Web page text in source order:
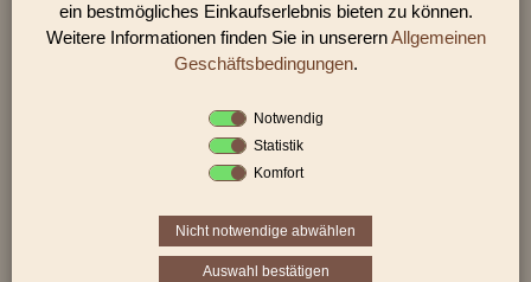
In unserem Perlen Shop finden sie zahlreich gedrückte Perlen
Blüten & Blätter und viele weiter Glasperlen.
Sie befinden sich in folgender Kategorie:
gedrückte Perlen|Blüten & Blätter
ein bestmögliches Einkaufserlebnis bieten zu können.
Weitere Informationen finden Sie in unserernAllgemeinen
Geschäftsbedingungen.
Notwendig
Statistik
Komfort
Nicht notwendige abwählen
Auswahl bestätigen